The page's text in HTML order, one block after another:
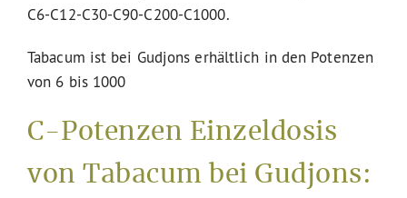
C6-C12-C30-C90-C200-C1000.
Tabacum ist bei Gudjons erhältlich in den Potenzen
von 6 bis 1000
C-Potenzen Einzeldosis
von Tabacum bei Gudjons: